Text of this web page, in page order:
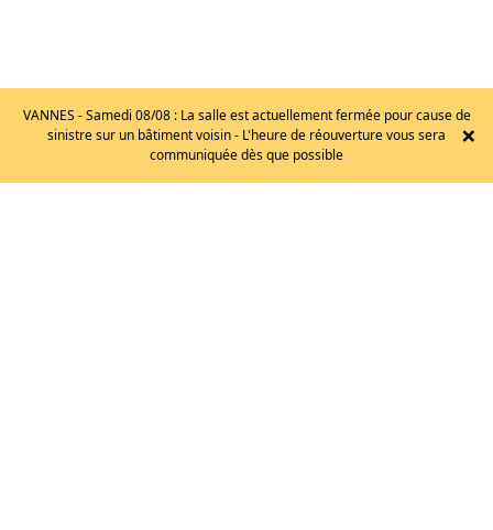
VANNES - Samedi 08/08 : La salle est actuellement fermée pour cause de
sinistre sur un bâtiment voisin - L'heure de réouverture vous sera
communiquée dès que possible
×